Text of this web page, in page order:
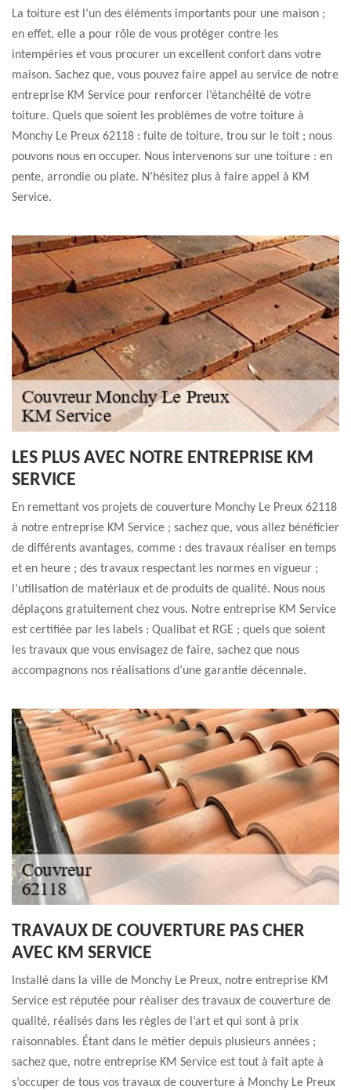
La toiture est l’un des éléments importants pour une maison ;
en effet, elle a pour rôle de vous protéger contre les
intempéries et vous procurer un excellent confort dans votre
maison. Sachez que, vous pouvez faire appel au service de notre
entreprise KM Service pour renforcer l’étanchéité de votre
toiture. Quels que soient les problèmes de votre toiture à
Monchy Le Preux 62118 : fuite de toiture, trou sur le toit ; nous
pouvons nous en occuper. Nous intervenons sur une toiture : en
pente, arrondie ou plate. N’hésitez plus à faire appel à KM
Service.
LES PLUS AVEC NOTRE ENTREPRISE KM
SERVICE
En remettant vos projets de couverture Monchy Le Preux 62118
à notre entreprise KM Service ; sachez que, vous allez bénéficier
de différents avantages, comme : des travaux réaliser en temps
et en heure ; des travaux respectant les normes en vigueur ;
l’utilisation de matériaux et de produits de qualité. Nous nous
déplaçons gratuitement chez vous. Notre entreprise KM Service
est certifiée par les labels : Qualibat et RGE ; quels que soient
les travaux que vous envisagez de faire, sachez que nous
accompagnons nos réalisations d’une garantie décennale.
TRAVAUX DE COUVERTURE PAS CHER
AVEC KM SERVICE
Installé dans la ville de Monchy Le Preux, notre entreprise KM
Service est réputée pour réaliser des travaux de couverture de
qualité, réalisés dans les règles de l’art et qui sont à prix
raisonnables. Étant dans le métier depuis plusieurs années ;
sachez que, notre entreprise KM Service est tout à fait apte à
s’occuper de tous vos travaux de couverture à Monchy Le Preux